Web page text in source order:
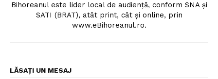
Bihoreanul este lider local de audienţă, conform SNA şi
SATI (BRAT), atât print, cât şi online, prin
www.eBihoreanul.ro.
LĂSAȚI UN MESAJ